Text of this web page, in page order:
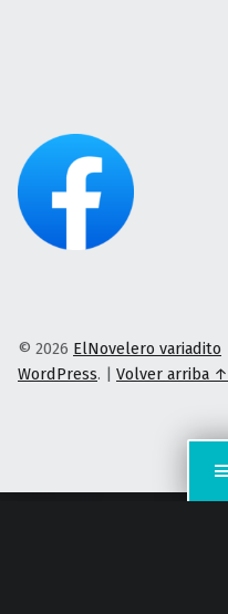
© 2026 ElNovelero variadito
WordPress. | Volver arriba ↑